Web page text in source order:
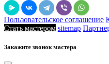
Пользовательское соглашение
Стать мастером sitemap
Закажите звонок мастера